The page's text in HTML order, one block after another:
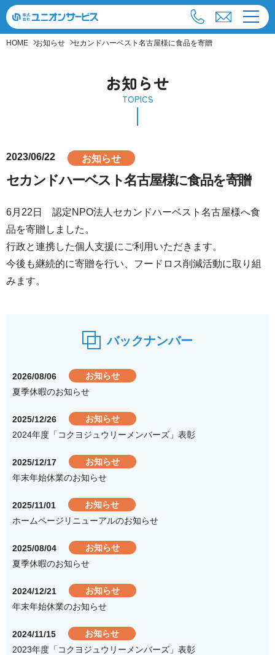
HOME お知らせ セカンドハーベスト名古屋様に食品を寄贈
お知らせ
TOPICS
2023/06/22 お知らせ
セカンドハーベスト名古屋様に食品を寄贈
6月22日 認定NPO法人セカンドハーベスト名古屋様へ食
品を寄贈しました。
行政と連携した個人支援にご利用いただきます。
今後も継続的に寄贈を行い、フードロス削減活動に取り組
みます。
バックナンバー
2026/08/06
お知らせ
夏季休暇のお知らせ
2025/12/26
お知らせ
2024年度「コクヨジュウリーメンバーズ」表彰
2025/12/17
お知らせ
年末年始休業のお知らせ
2025/11/01
お知らせ
ホームページリニューアルのお知らせ
2025/08/04
お知らせ
夏季休暇のお知らせ
2024/12/21
お知らせ
年末年始休業のお知らせ
2024/11/15
お知らせ
2023年度「コクヨジュウリーメンバーズ」表彰